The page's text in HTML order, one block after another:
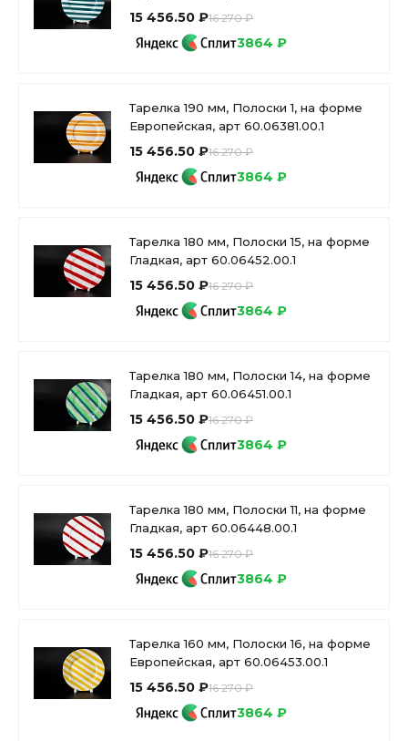
15 456.50 ₽16 270 ₽
3864 ₽
Тарелка 190 мм, Полоски 1, на форме
Европейская, арт 60.06381.00.1
15 456.50 ₽16 270 ₽
3864 ₽
Тарелка 180 мм, Полоски 15, на форме
Гладкая, арт 60.06452.00.1
15 456.50 ₽16 270 ₽
3864 ₽
Тарелка 180 мм, Полоски 14, на форме
Гладкая, арт 60.06451.00.1
15 456.50 ₽16 270 ₽
3864 ₽
Тарелка 180 мм, Полоски 11, на форме
Гладкая, арт 60.06448.00.1
15 456.50 ₽16 270 ₽
3864 ₽
Тарелка 160 мм, Полоски 16, на форме
Европейская, арт 60.06453.00.1
15 456.50 ₽16 270 ₽
3864 ₽